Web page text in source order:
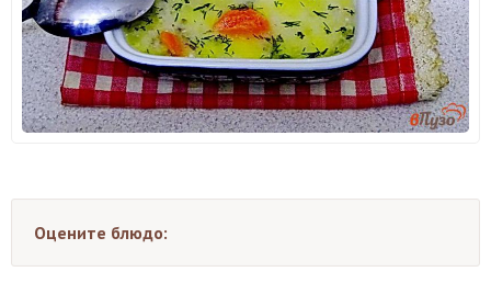
Оцените блюдо: